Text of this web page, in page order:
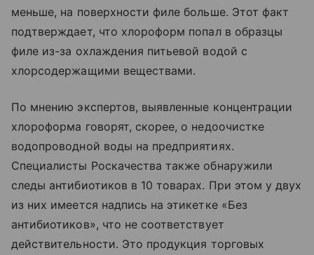
меньше, на поверхности филе больше. Этот факт
подтверждает, что хлороформ попал в образцы
филе из-за охлаждения питьевой водой с
хлорсодержащими веществами.
По мнению экспертов, выявленные концентрации
хлороформа говорят, скорее, о недоочистке
водопроводной воды на предприятиях.
Специалисты Роскачества также обнаружили
следы антибиотиков в 10 товарах. При этом у двух
из них имеется надпись на этикетке «Без
антибиотиков», что не соответствует
действительности. Это продукция торговых